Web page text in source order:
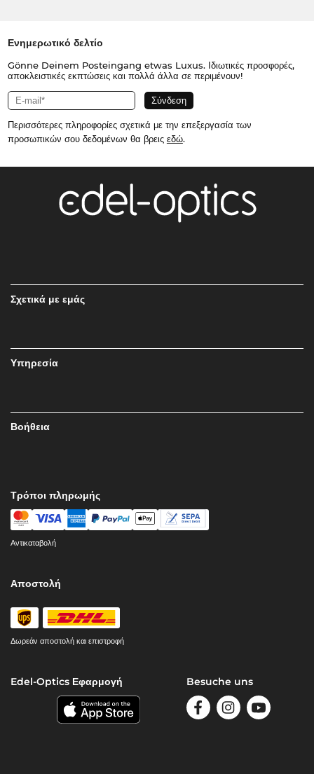
Ενημερωτικό δελτίο
Gönne Deinem Posteingang etwas Luxus. Ιδιωτικές προσφορές,
αποκλειστικές εκπτώσεις και πολλά άλλα σε περιμένουν!
Περισσότερες πληροφορίες σχετικά με την επεξεργασία των
προσωπικών σου δεδομένων θα βρεις εδώ.
Σχετικά με εμάς
Υπηρεσία
Βοήθεια
Τρόποι πληρωμής
Αντικαταβολή
Αποστολή
Δωρεάν αποστολή και επιστροφή
Edel-Optics Εφαρμογή Besuche uns